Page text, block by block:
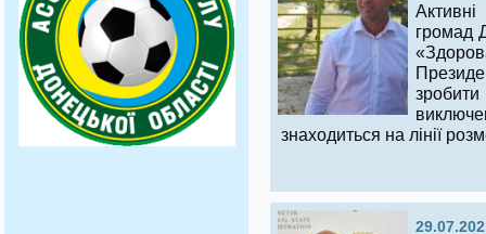
Активні
громад
знаходиться на лінії